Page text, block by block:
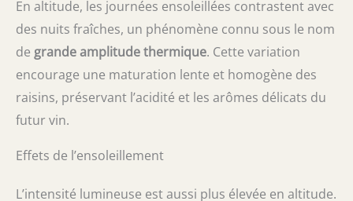
En altitude, les journées ensoleillées contrastent avec
des nuits fraîches, un phénomène connu sous le nom
de grande amplitude thermique. Cette variation
encourage une maturation lente et homogène des
raisins, préservant l’acidité et les arômes délicats du
futur vin.
Effets de l’ensoleillement
L’intensité lumineuse est aussi plus élevée en altitude.